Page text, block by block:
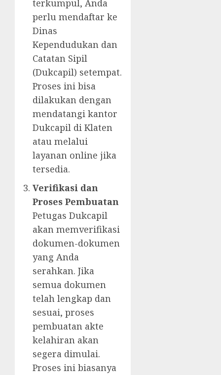
terkumpul, Anda
perlu mendaftar ke
Dinas
Kependudukan dan
Catatan Sipil
(Dukcapil) setempat.
Proses ini bisa
dilakukan dengan
mendatangi kantor
Dukcapil di Klaten
atau melalui
layanan online jika
tersedia.
Verifikasi dan
Proses Pembuatan
Petugas Dukcapil
akan memverifikasi
dokumen-dokumen
yang Anda
serahkan. Jika
semua dokumen
telah lengkap dan
sesuai, proses
pembuatan akte
kelahiran akan
segera dimulai.
Proses ini biasanya